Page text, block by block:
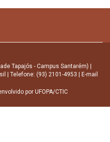
Tapajós - Campus Santarém) |
| Telefone: (93) 2101-4953 | E-mail
por UFOPA/CTIC